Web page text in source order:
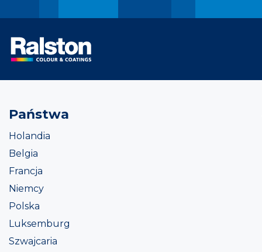
Państwa
Holandia
Belgia
Francja
Niemcy
Polska
Luksemburg
Szwajcaria